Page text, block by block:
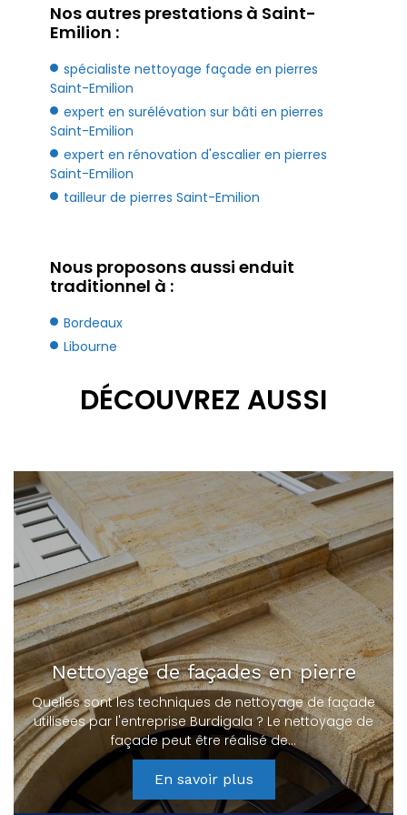
Nos autres prestations à Saint-
Emilion :
spécialiste nettoyage façade en pierres
Saint-Emilion
expert en surélévation sur bâti en pierres
Saint-Emilion
expert en rénovation d'escalier en pierres
Saint-Emilion
tailleur de pierres Saint-Emilion
Nous proposons aussi enduit
traditionnel à :
Bordeaux
Libourne
DÉCOUVREZ AUSSI
Nettoyage de façades en pierre
Quelles sont les techniques de nettoyage de façade
utilisées par l'entreprise Burdigala ? Le nettoyage de
façade peut être réalisé de…
En savoir plus